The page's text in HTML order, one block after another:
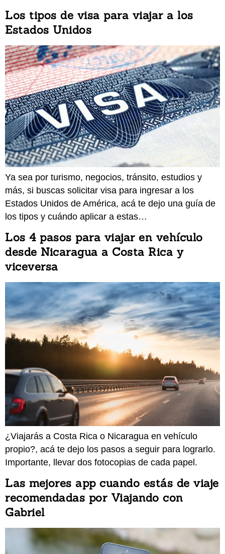
Los tipos de visa para viajar a los
Estados Unidos
Ya sea por turismo, negocios, tránsito, estudios y
más, si buscas solicitar visa para ingresar a los
Estados Unidos de América, acá te dejo una guía de
los tipos y cuándo aplicar a estas…
Los 4 pasos para viajar en vehículo
desde Nicaragua a Costa Rica y
viceversa
¿Viajarás a Costa Rica o Nicaragua en vehículo
propio?, acá te dejo los pasos a seguir para lograrlo.
Importante, llevar dos fotocopias de cada papel.
Las mejores app cuando estás de viaje
recomendadas por Viajando con
Gabriel